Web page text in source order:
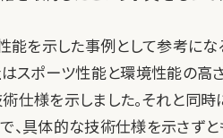
を示した事例として参考にな
はスポーツ性能と環境性能の高
仕様を示しました。それと同時に
、具体的な技術仕様を示さず